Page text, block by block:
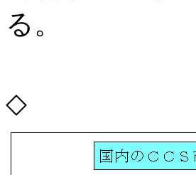
る。
◇